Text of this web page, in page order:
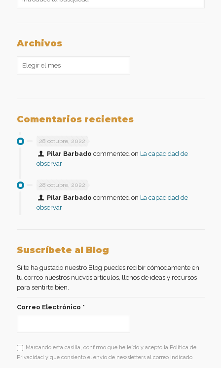
Archivos
Comentarios recientes
28 octubre, 2022
Pilar Barbado commented on La capacidad de
observar
28 octubre, 2022
Pilar Barbado commented on La capacidad de
observar
Suscríbete al Blog
Si te ha gustado nuestro Blog puedes recibir cómodamente en
tu correo nuestros nuevos artículos, llenos de ideas y recursos
para sentirte bien.
Correo Electrónico *
Marcando esta casilla, confirmo que he leído y acepto la Política de
Privacidad y que consiento el envío de newsletters al correo indicado